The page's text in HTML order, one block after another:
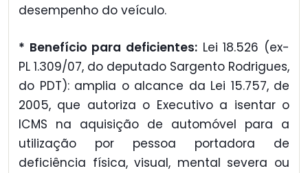
desempenho do veículo.
* Benefício para deficientes: Lei 18.526 (ex-
PL 1.309/07, do deputado Sargento Rodrigues,
do PDT): amplia o alcance da Lei 15.757, de
2005, que autoriza o Executivo a isentar o
ICMS na aquisição de automóvel para a
utilização por pessoa portadora de
deficiência física, visual, mental severa ou